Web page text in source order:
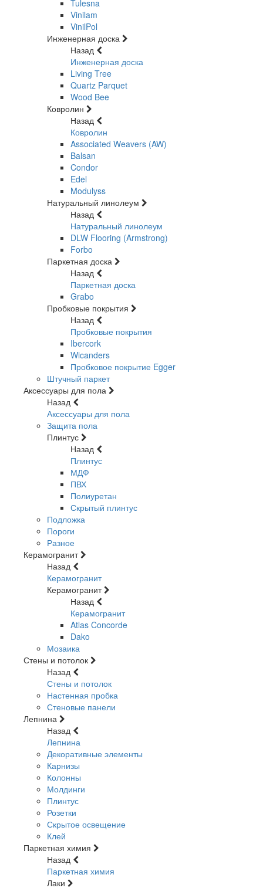
Tulesna
Vinilam
VinilPol
Инженерная доска
Назад
Инженерная доска
Living Tree
Quartz Parquet
Wood Bee
Ковролин
Назад
Ковролин
Associated Weavers (AW)
Balsan
Condor
Edel
Modulyss
Натуральный линолеум
Назад
Натуральный линолеум
DLW Flooring (Armstrong)
Forbo
Паркетная доска
Назад
Паркетная доска
Grabo
Пробковые покрытия
Назад
Пробковые покрытия
Ibercork
Wicanders
Пробковое покрытие Egger
Штучный паркет
Аксессуары для пола
Назад
Аксессуары для пола
Защита пола
Плинтус
Назад
Плинтус
МДФ
ПВХ
Полиуретан
Скрытый плинтус
Подложка
Пороги
Разное
Керамогранит
Назад
Керамогранит
Керамогранит
Назад
Керамогранит
Atlas Concorde
Dako
Мозаика
Стены и потолок
Назад
Стены и потолок
Настенная пробка
Стеновые панели
Лепнина
Назад
Лепнина
Декоративные элементы
Карнизы
Колонны
Молдинги
Плинтус
Розетки
Скрытое освещение
Клей
Паркетная химия
Назад
Паркетная химия
Лаки